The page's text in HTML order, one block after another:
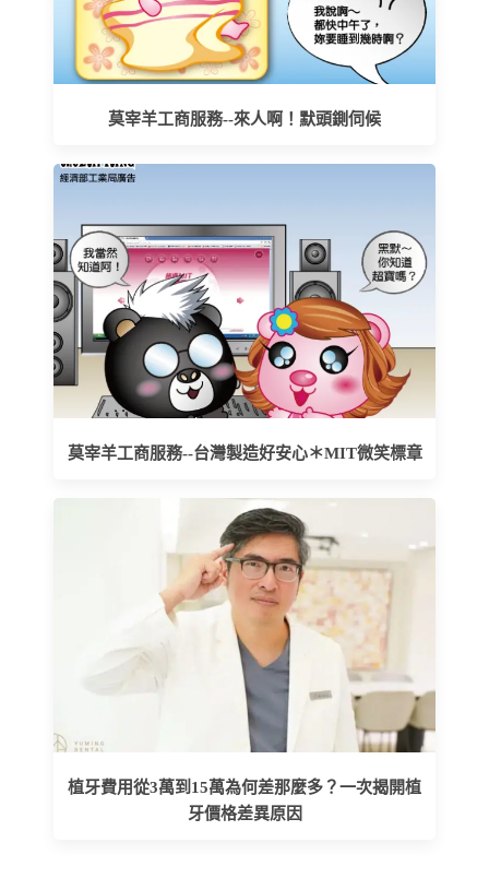
莫宰羊工商服務--來人啊！默頭鍘伺候
莫宰羊工商服務--台灣製造好安心＊MIT微笑標章
植牙費用從3萬到15萬為何差那麼多？一次揭開植
牙價格差異原因